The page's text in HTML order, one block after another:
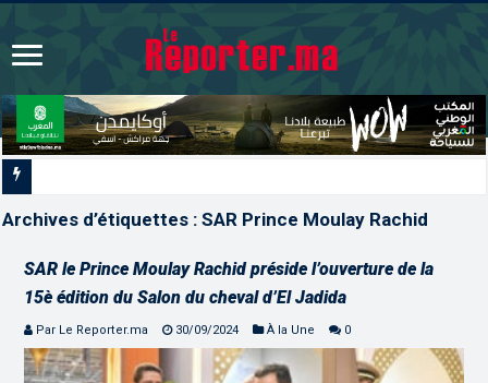
Archives d’étiquettes :SAR Prince Moulay Rachid
SAR le Prince Moulay Rachid préside l’ouverture de la
15è édition du Salon du cheval d’El Jadida
Par Le Reporter.ma 30/09/2024 À la Une 0